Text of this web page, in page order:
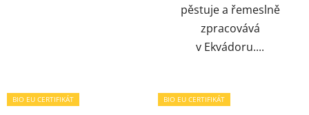
pěstuje a řemeslně
zpracovává
v Ekvádoru....
BIO EU CERTIFIKÁT BIO EU CERTIFIKÁT